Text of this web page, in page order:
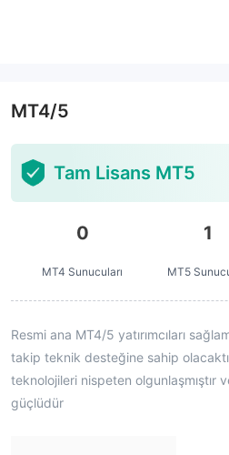
MT4/5
Tam Lisans MT5
0
MT4 Sunucuları
1
MT5
Resmi ana MT4/5 yatırımcıları
takip teknik desteğine sahip
teknolojileri nispeten olgunlaşmıştır
güçlüdür